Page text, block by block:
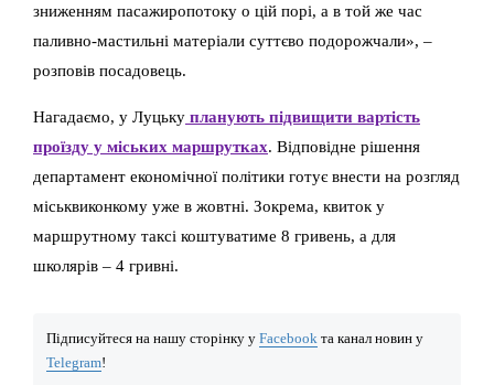
зниженням пасажиропотоку о цій порі, а в той же час
паливно-мастильні матеріали суттєво подорожчали», –
розповів посадовець.
Нагадаємо, у Луцьку планують підвищити вартість
проїзду у міських маршрутках. Відповідне рішення
департамент економічної політики готує внести на розгляд
міськвиконкому уже в жовтні. Зокрема, квиток у
маршрутному таксі коштуватиме 8 гривень, а для
школярів – 4 гривні.
Підписуйтеся на нашу сторінку у Facebook та канал новин у
Telegram!